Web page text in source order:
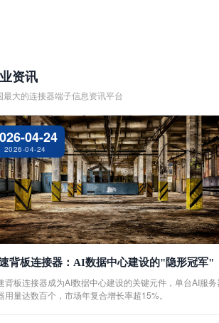
资讯
最大的连接器端子信息资讯平台
04-24
2026-04-24
背板连接器：AI数据中心建设的"隐形冠军"
背板连接器成为AI数据中心建设的关键元件，单台AI服
用量达数百个，市场年复合增长率超15%。